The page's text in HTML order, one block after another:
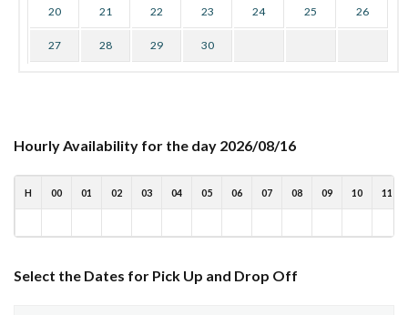
20 21 22 23 24 25 26
27 28 29 30
Hourly Availability for the day 2026/08/16
H 00 01 02 03 04 05 06 07 08 09 10 11
Select the Dates for Pick Up and Drop Off